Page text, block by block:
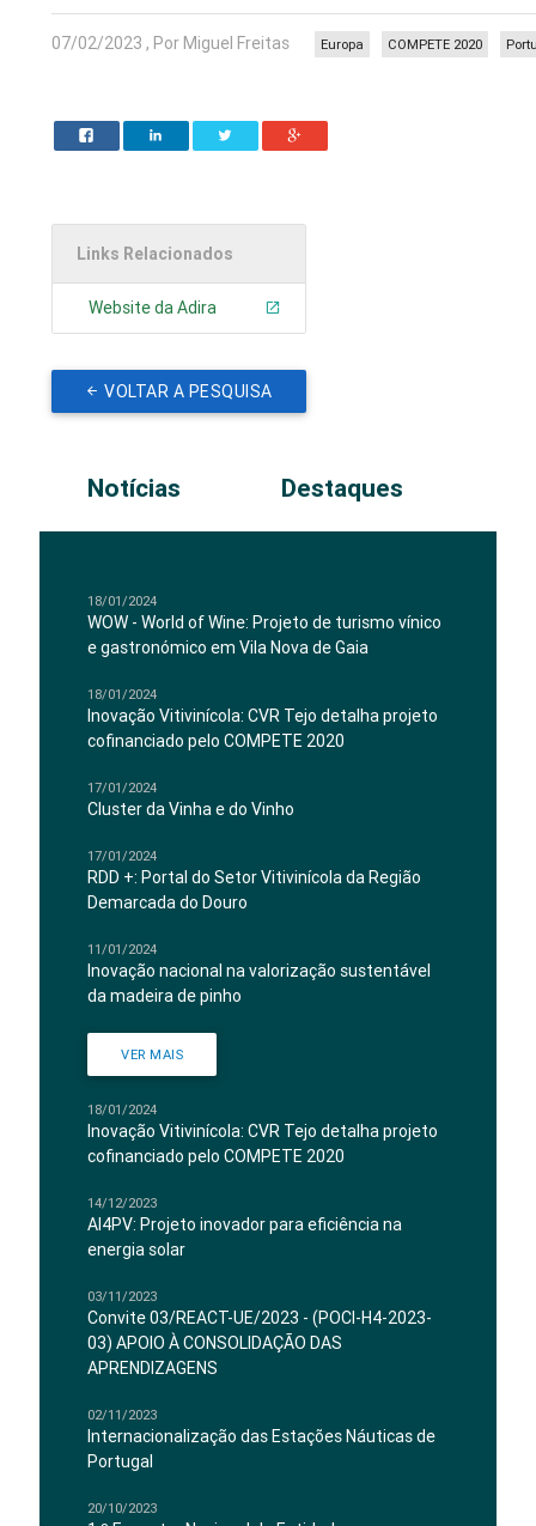
07/02/2023 , Por Miguel Freitas COMPETE 2020
Europa
Links Relacionados
Website da Adira
VOLTAR A PESQUISA
Notícias Destaques
18/01/2024
WOW - World of Wine: Projeto de turismo vínico
e gastronómico em Vila Nova de Gaia
18/01/2024
Inovação Vitivinícola: CVR Tejo detalha projeto
cofinanciado pelo COMPETE 2020
17/01/2024
Cluster da Vinha e do Vinho
17/01/2024
RDD +: Portal do Setor Vitivinícola da Região
Demarcada do Douro
11/01/2024
Inovação nacional na valorização sustentável
da madeira de pinho
VER MAIS
18/01/2024
Inovação Vitivinícola: CVR Tejo detalha projeto
cofinanciado pelo COMPETE 2020
14/12/2023
AI4PV: Projeto inovador para eficiência na
energia solar
03/11/2023
Convite 03/REACT-UE/2023 - (POCI-H4-2023-
03) APOIO À CONSOLIDAÇÃO DAS
APRENDIZAGENS
02/11/2023
Internacionalização das Estações Náuticas de
Portugal
20/10/2023